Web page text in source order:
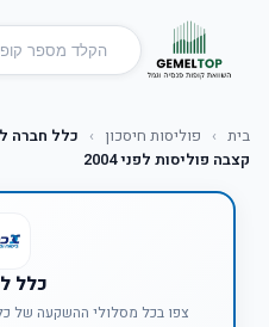
בית › פוליסות חיסכון ›
כלל חברה
קצבה פוליסות לפני 2004
כלל
צפו בכל מסלולי ההשקעה של